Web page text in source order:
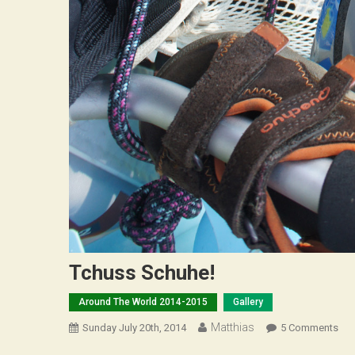
Tchuss Schuhe!
Around The World 2014-2015 Gallery
Sunday July 20th, 2014 Matthias 5 CommentsOn